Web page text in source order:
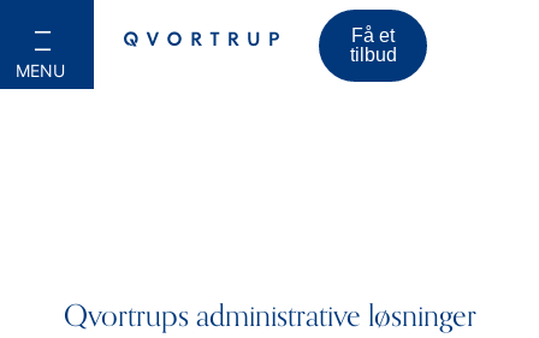
Få et
tilbud
Qvortrups administrative løsninger